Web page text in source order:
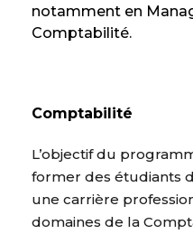
notamment en
Comptabilité.
Comptabilité
L’objectif du
former des étudiants
une carrière
domaines de la